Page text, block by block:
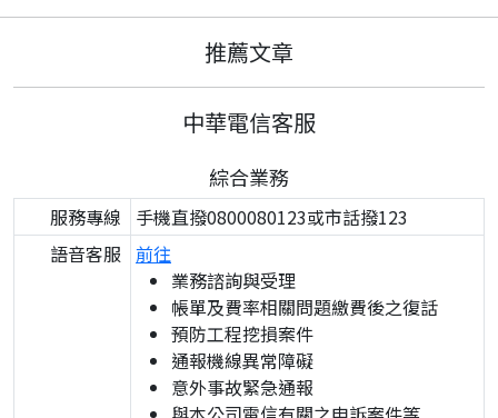
推薦文章
中華電信客服
綜合業務
服務專線
手機直撥0800080123或市話撥123
語音客服 前往
業務諮詢與受理
帳單及費率相關問題繳費後之復話
預防工程挖損案件
通報機線異常障礙
意外事故緊急通報